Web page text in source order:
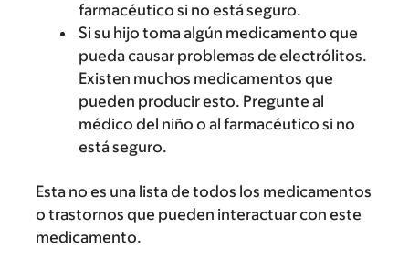
farmacéutico si no está seguro.
Si su hijo toma algún medicamento que
pueda causar problemas de electrólitos.
Existen muchos medicamentos que
pueden producir esto. Pregunte al
médico del niño o al farmacéutico si no
está seguro.
Esta no es una lista de todos los medicamentos
o trastornos que pueden interactuar con este
medicamento.